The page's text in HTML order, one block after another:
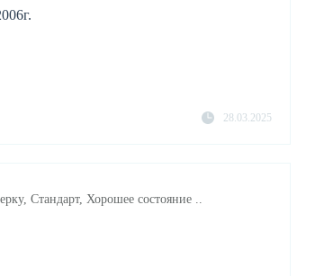
28.03.2025
Стандарт, Хорошее состояние ..